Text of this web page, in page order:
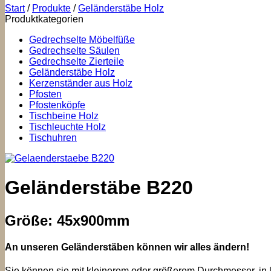
Start / Produkte / Geländerstäbe Holz
Produktkategorien
Gedrechselte Möbelfüße
Gedrechselte Säulen
Gedrechselte Zierteile
Geländerstäbe Holz
Kerzenständer aus Holz
Pfosten
Pfostenköpfe
Tischbeine Holz
Tischleuchte Holz
Tischuhren
Geländerstäbe B220
Größe: 45x900mm
An unseren Geländerstäben können wir alles ändern!